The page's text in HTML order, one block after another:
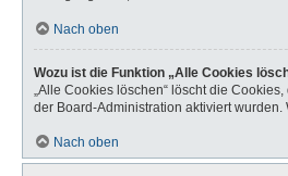
Nach oben
Wozu ist die Funktion „Alle Cookies
„Alle Cookies löschen“ löscht die
der Board-Administration aktiviert
Nach oben